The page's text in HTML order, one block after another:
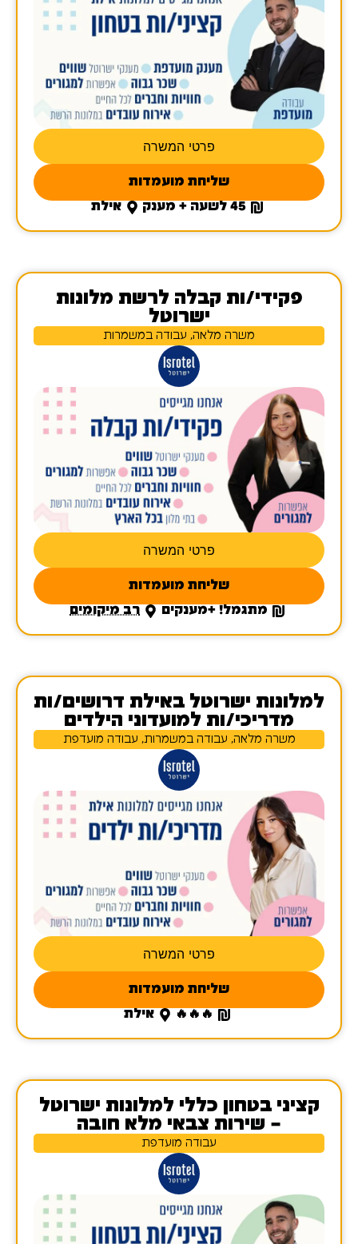
פרטי המשרה
שליחת מועמדות
45 לשעה + מענק
אילת
פקידי/ות קבלה לרשת מלונות
ישרוטל
משרה מלאה, עבודה במשמרות
פרטי המשרה
שליחת מועמדות
מתגמל! +מענקים
רב מיקומים
למלונות ישרוטל באילת דרושים/ות
מדריכי/ות למועדוני הילדים
משרה מלאה, עבודה במשמרות, עבודה מועדפת
פרטי המשרה
שליחת מועמדות
🔥🔥🔥
אילת
קציני בטחון כללי למלונות ישרוטל
– שירות צבאי מלא חובה
עבודה מועדפת